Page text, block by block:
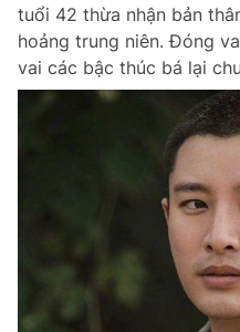
tuổi 42 thừa nhận bản
hoảng trung niên. Đóng
vai các bậc thúc bá lại